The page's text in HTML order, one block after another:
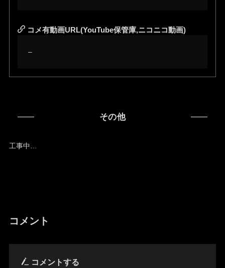
コメ有動画URL(YouTube保管庫,ニコニコ動画)
–
その他
工事中…
コメント
コメントする